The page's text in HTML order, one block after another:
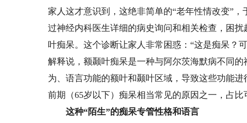
家人这才意识到，这绝非简单的“老年性情改变”
过神经内科医生详细的病史询问和相关检查，困
叶痴呆。这个诊断让家人非常困惑：“这是痴呆？
解释说，额颞叶痴呆是一种与阿尔茨海默病不同
为、语言功能的额叶和颞叶区域，导致这些功能
前期（65岁以下）痴呆相当常见的原因之一，占比
这种“陌生”的痴呆专管性格和语言